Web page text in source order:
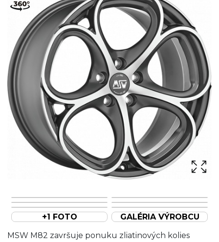
+1 FOTO
GALÉRIA VÝROBCU
MSW M82 završuje ponuku zliatinových kolies